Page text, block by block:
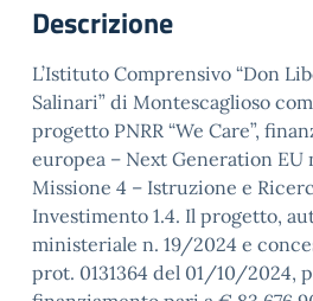
Descrizione
L’Istituto Comprensivo “Don
Salinari” di Montescaglioso
progetto PNRR “We Care”,
europea – Next Generation EU
Missione 4 – Istruzione e
Investimento 1.4. Il progetto,
ministeriale n. 19/2024 e
prot. 0131364 del 01/10/2024,